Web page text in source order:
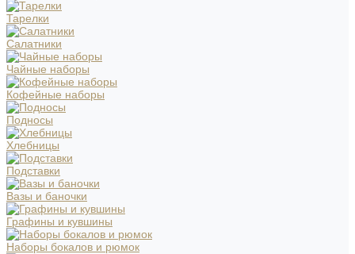
Тарелки
Салатники
Чайные наборы
Кофейные наборы
Подносы
Хлебницы
Подставки
Вазы и баночки
Графины и кувшины
Наборы бокалов и рюмок